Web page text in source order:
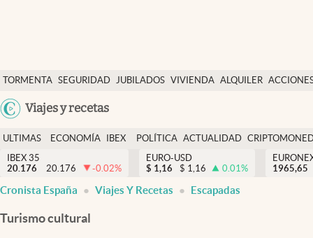
TORMENTA SEGURIDAD JUBILADOS VIVIENDA ALQUILER
USA
Viajes y recetas
Economía y finanzas
Política
Actualidad
Criptomonedas
España
ULTIMAS
NOTICIAS
ECONOMÍA
FINANZAS
IBEX
EURO
POLÍTICA ACTUALIDAD
IBEX 35
20.176
20.176 -0.02%
EURO-USD
$ 1,16 $ 1,16 0.01%
1965,65
Cronista España Viajes Y Recetas Escapadas
Turismo cultural